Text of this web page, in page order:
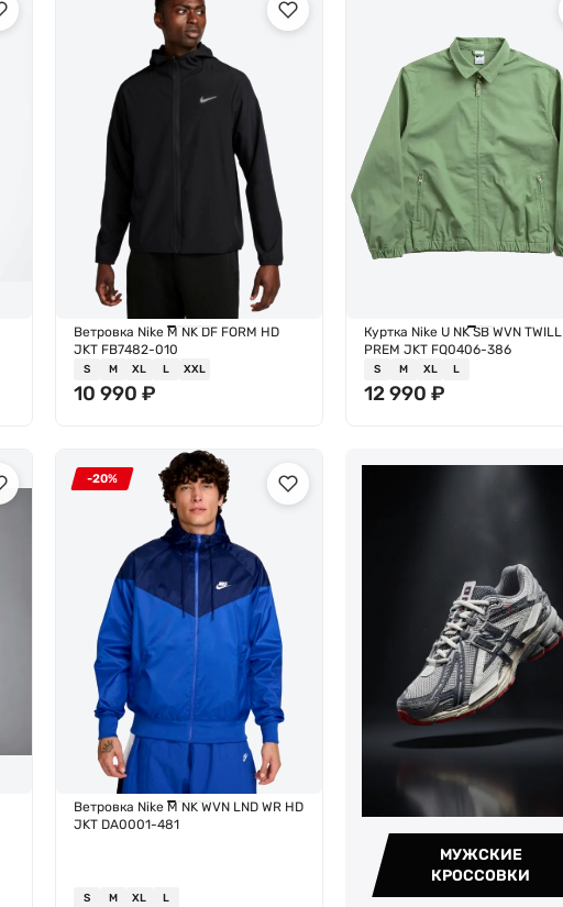
Ветровка Nike M NK DF FORM HD
JKT FB7482-010
S M XL L XXL
10 990 ₽
Куртка Nike U NK SB WVN TWILL
PREM JKT FQ0406-386
S M XL L
12 990₽
-20%
Ветровка Nike M NK WVN LND WR HD
JKT DA0001-481
S M XL L
МУЖСКИЕ
КРОССОВКИ